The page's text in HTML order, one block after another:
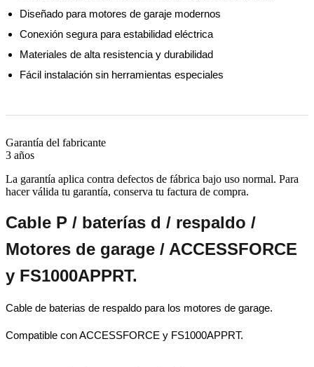
Diseñado para motores de garaje modernos
Conexión segura para estabilidad eléctrica
Materiales de alta resistencia y durabilidad
Fácil instalación sin herramientas especiales
Garantía del fabricante
3 años
La garantía aplica contra defectos de fábrica bajo uso normal. Para
hacer válida tu garantía, conserva tu factura de compra.
Cable P / baterías d / respaldo /
Motores de garage / ACCESSFORCE
y FS1000APPRT.
Cable de baterias de respaldo para los motores de garage.
Compatible con ACCESSFORCE y FS1000APPRT.